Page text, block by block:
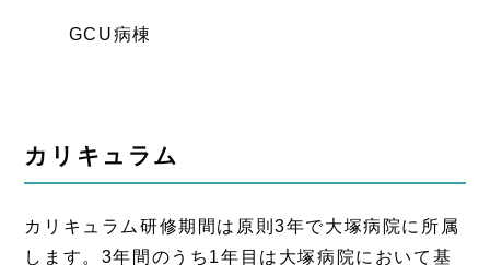
GCU病棟
カリキュラム
カリキュラム研修期間は原則3年で大塚病院に所属
します。3年間のうち1年目は大塚病院において基